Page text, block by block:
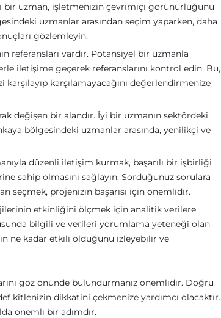
bir uzman, işletmenizin çevrimiçi görünürlüğünü
uzmanlar arasından seçim yaparken, daha
gözlemleyin.
referansları vardır. Potansiyel bir uzmanla
iletişime geçerek referanslarını kontrol edin. Bu,
karşılamayacağını değerlendirmenize
değişen bir alandır. İyi bir uzmanın sektördeki
bölgesindeki uzmanlar arasında, yenilikçi ve
düzenli iletişim kurmak, başarılı bir işbirliği
sahip olmasını sağlayın. Sorduğunuz sorulara
seçmek, projenizin başarısı için önemlidir.
etkinliğini ölçmek için analitik verilere
bilgili ve verileri yorumlama yeteneği olan
ne kadar etkili olduğunu izleyebilir ve
göz önünde bulundurmanız önemlidir. Doğru
kitlenizin dikkatini çekmenize yardımcı olacaktır.
önemli bir adımdır.